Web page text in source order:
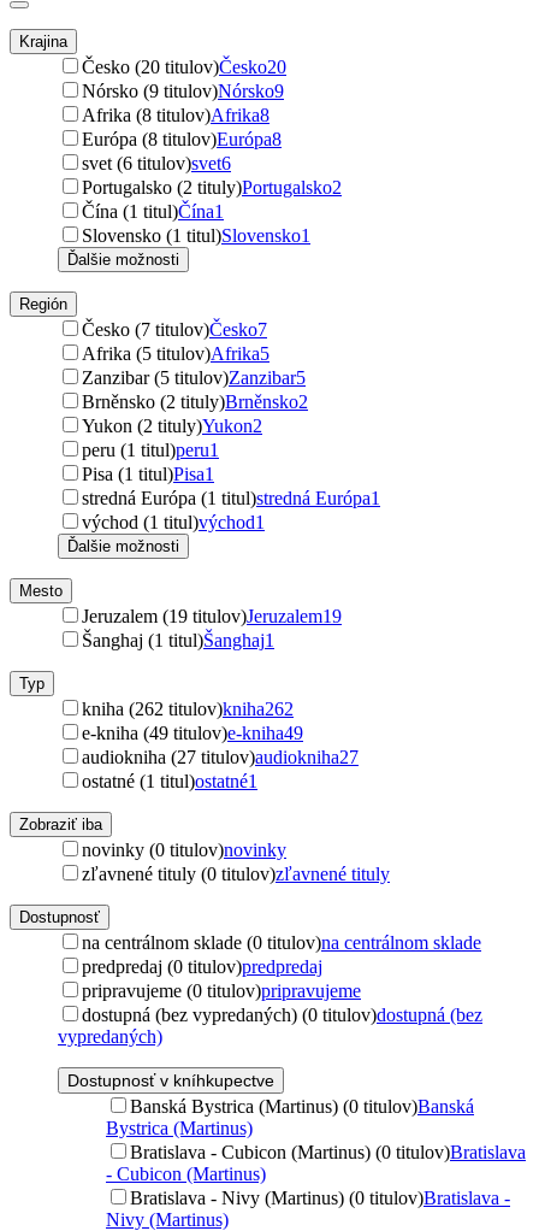
Krajina
Česko (20 titulov)Česko20
Nórsko (9 titulov)Nórsko9
Afrika (8 titulov)Afrika8
Európa (8 titulov)Európa8
svet (6 titulov)svet6
Portugalsko (2 tituly)Portugalsko2
Čína (1 titul)Čína1
Slovensko (1 titul)Slovensko1
Ďalšie možnosti
Región
Česko (7 titulov)Česko7
Afrika (5 titulov)Afrika5
Zanzibar (5 titulov)Zanzibar5
Brněnsko (2 tituly)Brněnsko2
Yukon (2 tituly)Yukon2
peru (1 titul)peru1
Pisa (1 titul)Pisa1
stredná Európa (1 titul)stredná Európa1
východ (1 titul)východ1
Ďalšie možnosti
Mesto
Jeruzalem (19 titulov)Jeruzalem19
Šanghaj (1 titul)Šanghaj1
Typ
kniha (262 titulov)kniha262
e-kniha (49 titulov)e-kniha49
audiokniha (27 titulov)audiokniha27
ostatné (1 titul)ostatné1
Zobraziť iba
novinky (0 titulov)novinky
zľavnené tituly (0 titulov)zľavnené tituly
Dostupnosť
na centrálnom sklade (0 titulov)na centrálnom sklade
predpredaj (0 titulov)predpredaj
pripravujeme (0 titulov)pripravujeme
dostupná (bez vypredaných) (0 titulov)dostupná (bez
vypredaných)
Dostupnosť v kníhkupectve
Banská Bystrica (Martinus) (0 titulov)Banská
Bystrica (Martinus)
Bratislava - Cubicon (Martinus) (0 titulov)Bratislava
- Cubicon (Martinus)
Bratislava - Nivy (Martinus) (0 titulov)Bratislava -
Nivy (Martinus)